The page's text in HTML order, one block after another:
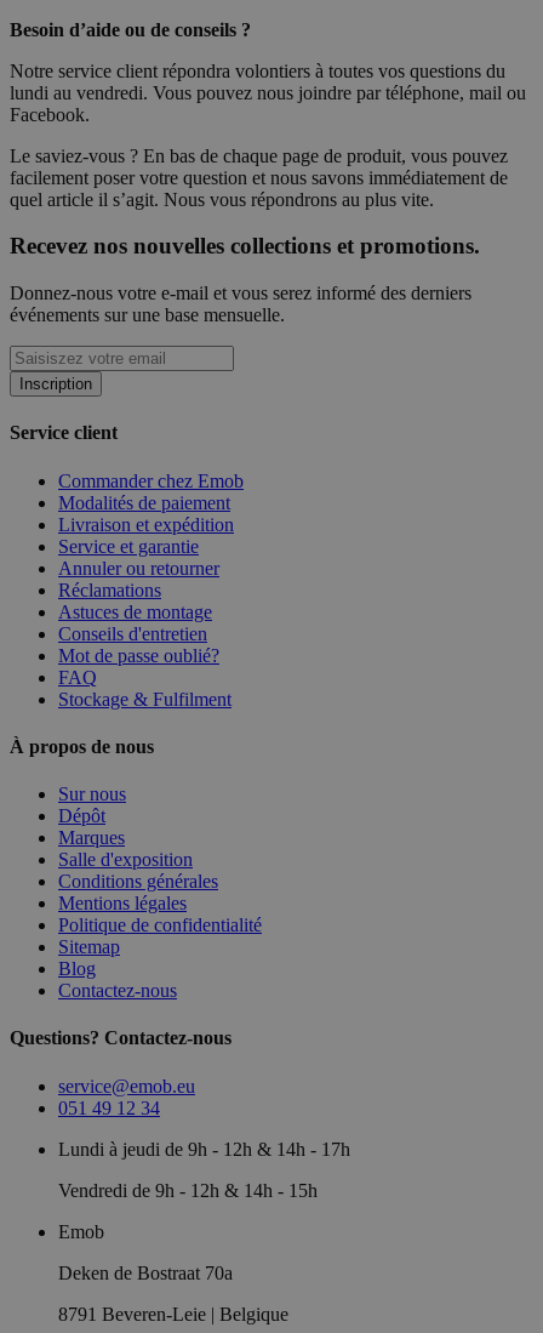
Besoin d’aide ou de conseils ?
Notre service client répondra volontiers à toutes vos questions du
lundi au vendredi. Vous pouvez nous joindre par téléphone, mail ou
Facebook.
Le saviez-vous ? En bas de chaque page de produit, vous pouvez
facilement poser votre question et nous savons immédiatement de
quel article il s’agit. Nous vous répondrons au plus vite.
Recevez nos nouvelles collections et promotions.
Donnez-nous votre e-mail et vous serez informé des derniers
événements sur une base mensuelle.
Inscription
Service client
Commander chez Emob
Modalités de paiement
Livraison et expédition
Service et garantie
Annuler ou retourner
Réclamations
Astuces de montage
Conseils d'entretien
Mot de passe oublié?
FAQ
Stockage & Fulfilment
À propos de nous
Sur nous
Dépôt
Marques
Salle d'exposition
Conditions générales
Mentions légales
Politique de confidentialité
Sitemap
Blog
Contactez-nous
Questions? Contactez-nous
service@emob.eu
051 49 12 34
Lundi à jeudi de 9h - 12h & 14h - 17h
Vendredi de 9h - 12h & 14h - 15h
Emob
Deken de Bostraat 70a
8791 Beveren-Leie | Belgique